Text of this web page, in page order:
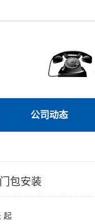
公司动态
包安装
起